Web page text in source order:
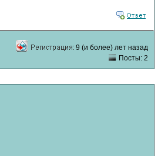
9 (и более) лет назад
Посты: 2